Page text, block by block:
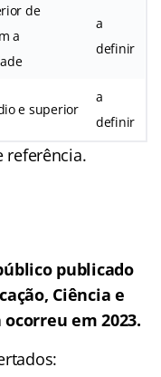
de
a
a
definir
e superior
a
definir
referência.
publicado
Ciência e
em 2023.